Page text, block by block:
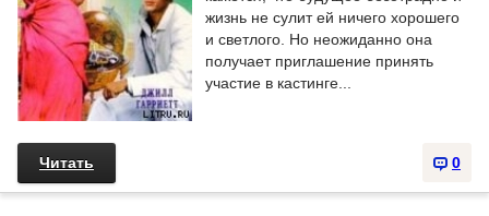
жизнь не сулит ей ничего хорошего
и светлого. Но неожиданно она
получает приглашение принять
участие в кастинге...
0
Читать